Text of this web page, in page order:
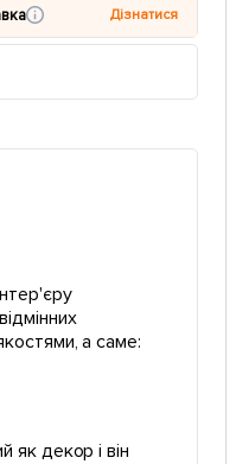
Дізнатися
а саме:
як декор і він